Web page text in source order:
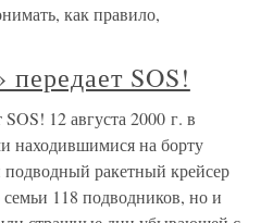
как правило,
передает SOS!
12 августа 2000 г. в
находившимися на борту
ракетный крейсер
118 подводников, но и